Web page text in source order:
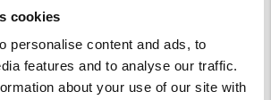
cookies
personalise content and ads, to
features and to analyse our traffic.
about your use of our site with